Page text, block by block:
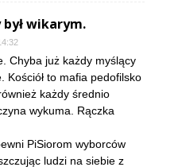
wikarym.
Chyba już każdy myślący
Kościół to mafia pedofilsko
każdy średnio
wykuma. Rączka
PiSiorom wyborców
ludzi na siebie z